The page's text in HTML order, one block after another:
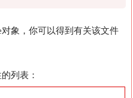
象，你可以得到有关该文件
列表：